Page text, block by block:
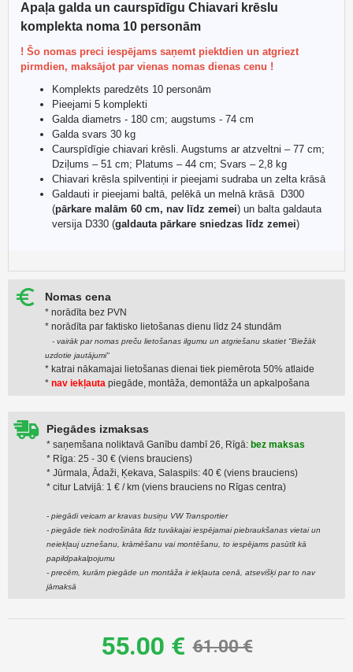
Nomas cena
* norādīta bez PVN
* norādīta par faktiskо lietošanas dienu līdz 24 stundām
- vairāk par nomas preču lietošanas ilgumu un atgriešanu skatiet "Biežāk
uzdotie jautājumi"
* katrai nākamajai lietošanas dienai tiek piemērota 50% atlaide
* nav iekļauta piegāde, montāža, demontāža un apkalpošana
Piegādes izmaksas
* saņemšana noliktavā Ganību dambī 26, Rīgā: bez maksas
* Rīga: 25 - 30 € (viens brauciens)
* Jūrmala, Ādaži, Ķekava, Salaspils: 40 € (viens brauciens)
* citur Latvijā: 1 € / km (viens brauciens no Rīgas centra)
- piegādi veicam ar kravas busiņu VW Transportier
- piegāde tiek nodrošināta līdz tuvākajai iespējamai piebraukšanas vietai un
neiekļauj uznešanu, krāmēšanu vai montēšanu, to iespējams pasūtīt kā
papildpakalpojumu
- precēm, kurām piegāde un montāža ir iekļauta cenā, atsevišķi par to nav
jāmaksā
Apaļa galda un caurspīdīgu Chiavari krēslu
komplekta noma 10 personām
! Šo nomas preci iespējams saņemt piektdien un atgriezt
pirmdien, maksājot par vienas nomas dienas cenu !
Komplekts paredzēts 10 personām
Pieejami 5 komplekti
Galda diametrs - 180 cm; augstums - 74 cm
Galda svars 30 kg
Caurspīdīgie chiavari krēsli. Augstums ar atzveltni – 77 cm;
Dziļums – 51 cm; Platums – 44 cm; Svars – 2,8 kg
Chiavari krēsla spilventiņi ir pieejami sudraba un zelta krāsā
Galdauti ir pieejami baltā, pelēkā un melnā krāsā D300
(pārkare malām 60 cm, nav līdz zemei) un balta galdauta
versija D330 (galdauta pārkare sniedzas līdz zemei)
55.00 € 61.00 €